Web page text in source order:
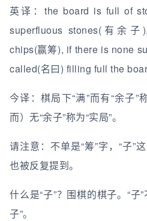
英译：the board is full of
superfluous stones(有余
chips(赢筹), if there is none
called(名曰) filling full the
今译：棋局下“满”而有“余子”
而）无“余子”称为“实局”。
请注意：不单是“筹”字，“子”
也被反复提到。
什么是“子”？围棋的棋子。“子
子”。